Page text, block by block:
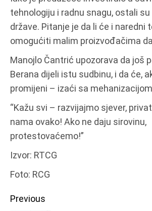
tehnologiju i radnu snagu, ostali
države. Pitanje je da li će i naredni
omogućiti malim proizvođačima
Manojlo Čantrić upozorava da još
Berana dijeli istu sudbinu, i da će,
promijeni – izaći sa
“Kažu svi – razvijajmo sjever,
nama ovako! Ako ne daju sirovinu,
protestovaćemo!”
Izvor: RTCG
Foto: RCG
Continue
Previous